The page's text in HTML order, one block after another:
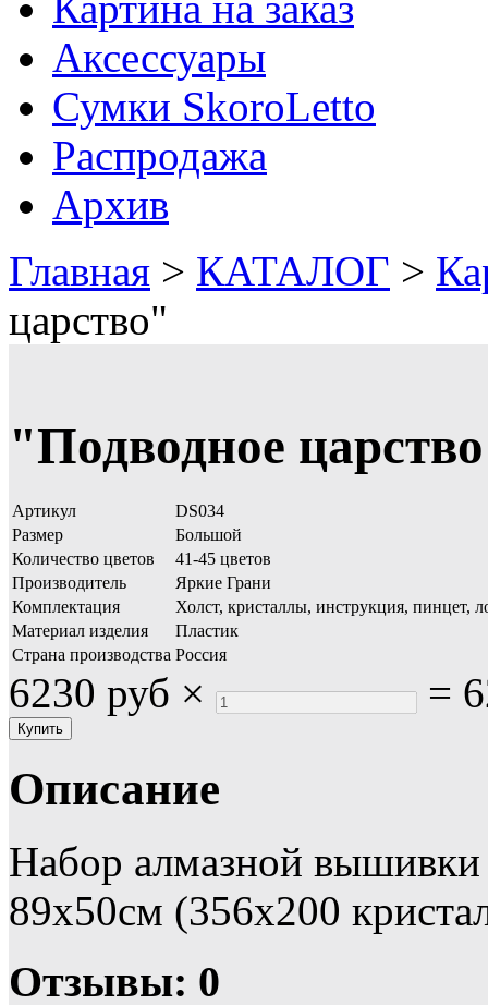
Аксессуары
Сумки SkoroLetto
Распродажа
Архив
Главная > КАТАЛОГ >
царство"
"Подводное
Артикул
DS034
Размер
Большой
Количество цветов
41-45 цветов
Производитель
Яркие Грани
Комплектация
Холст, кристаллы, инструкция, пинцет,
Материал изделия
Пластик
Страна производства Россия
6230 руб × =
Описание
Набор алмазной
89х50см (356х200
Отзывы: 0